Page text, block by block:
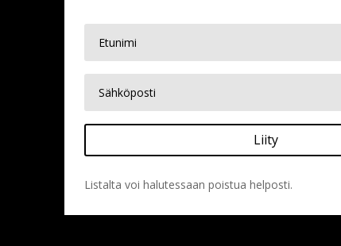
Liity
Listalta voi halutessaan poistua helposti.